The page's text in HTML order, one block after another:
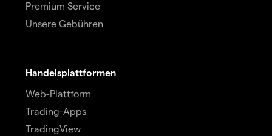
Premium Service
Unsere Gebühren
Handelsplattformen
Web-Plattform
Trading-Apps
TradingView